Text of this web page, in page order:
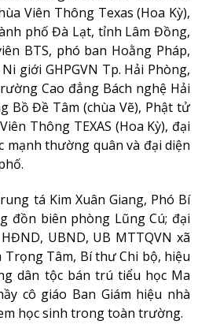
Viên Thông Texas (Hoa Kỳ),
phố Đà Lạt, tỉnh Lâm Đồng,
BTS, phó ban Hoằng Pháp,
giới GHPGVN Tp. Hải Phòng,
Cao đẳng Bách nghệ Hải
Bồ Đề Tâm (chùa Vẽ), Phật tử
Thông TEXAS (Hoa Kỳ), đại
mạnh thường quân và đại diện
tá Kim Xuân Giang, Phó Bí
đồn biên phòng Lũng Cú; đại
UBND, UB MTTQVN xã
Trọng Tâm, Bí thư Chi bộ, hiệu
dân tộc bán trú tiểu học Ma
cô giáo Ban Giám hiệu nhà
học sinh trong toàn trường.